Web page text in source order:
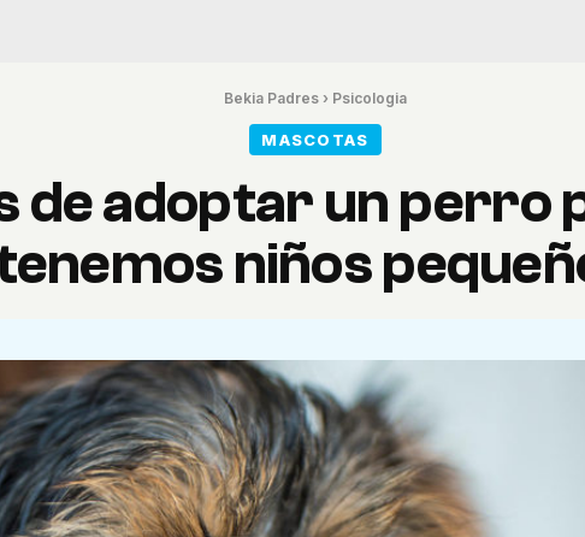
Bekia Padres › Psicologia
MASCOTAS
de adoptar un perro
niños